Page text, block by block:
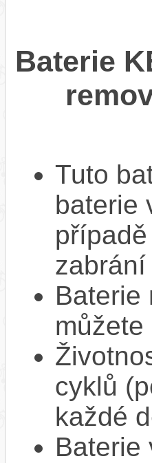
Baterie
Tuto
baterie
Baterie
cyklů
každé
Baterie